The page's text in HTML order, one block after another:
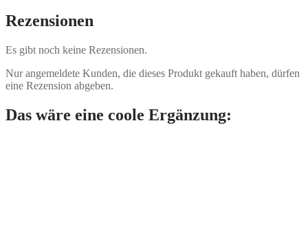
Rezensionen
Es gibt noch keine Rezensionen.
Nur angemeldete Kunden, die dieses Produkt gekauft haben, dürfen
eine Rezension abgeben.
Das wäre eine coole Ergänzung: